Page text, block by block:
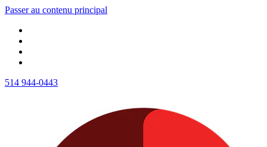
Passer au contenu principal
514 944-0443